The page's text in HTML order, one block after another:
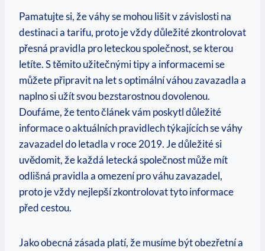
Pamatujte si, že váhy se mohou lišit v závislosti na
destinaci a tarifu, proto je vždy důležité zkontrolovat
přesná pravidla pro leteckou společnost, se kterou
letíte. S těmito užitečnými tipy a informacemi se
můžete připravit na let s optimální váhou zavazadla a
naplno si užít svou bezstarostnou dovolenou.
Doufáme, že tento článek vám poskytl důležité
informace o aktuálních pravidlech týkajících se váhy
zavazadel do letadla v roce 2019. Je důležité si
uvědomit, že každá letecká společnost může mít
odlišná pravidla a omezení pro váhu zavazadel,
proto je vždy nejlepší zkontrolovat tyto informace
před cestou.
Jako obecná zásada platí, že musíme být obezřetní a